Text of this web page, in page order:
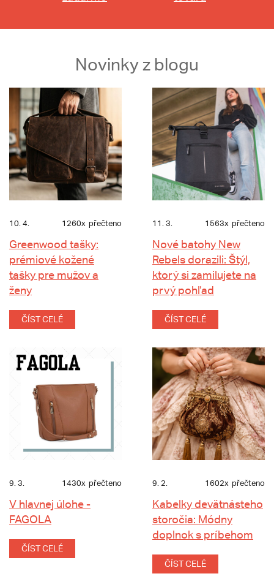
Novinky z blogu
10. 4. 1260x přečteno
Greenwood tašky:
prémiové kožené
tašky pre mužov a
ženy
ČÍST CELÉ
11. 3. 1563x přečteno
Nové batohy New
Rebels dorazili: Štýl,
ktorý si zamilujete na
prvý pohľad
ČÍST CELÉ
9. 3. 1430x přečteno
V hlavnej úlohe -
FAGOLA
ČÍST CELÉ
9. 2. 1602x přečteno
Kabelky devätnásteho
storočia: Módny
doplnok s príbehom
ČÍST CELÉ